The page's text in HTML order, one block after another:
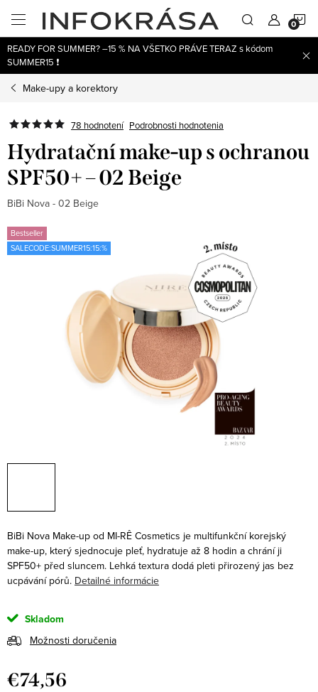
obsah
READY FOR SUMMER? –15 % NA VŠETKO PRÁVE TERAZ s kódom
SUMMER15 ❗
Make-upy a korektory
78 hodnotení Podrobnosti hodnotenia
Hydratační make-up s ochranou
SPF50+ – 02 Beige
BiBi Nova - 02 Beige
Bestseller
SALECODE:SUMMER15:15:%
BiBi Nova Make-up od MI-RÊ Cosmetics je multifunkční korejský
make-up, který sjednocuje pleť, hydratuje až 8 hodin a chrání ji
SPF50+ před sluncem. Lehká textura dodá pleti přirozený jas bez
ucpávání pórů. Detailné informácie
Skladom
Možnosti doručenia
€74,56